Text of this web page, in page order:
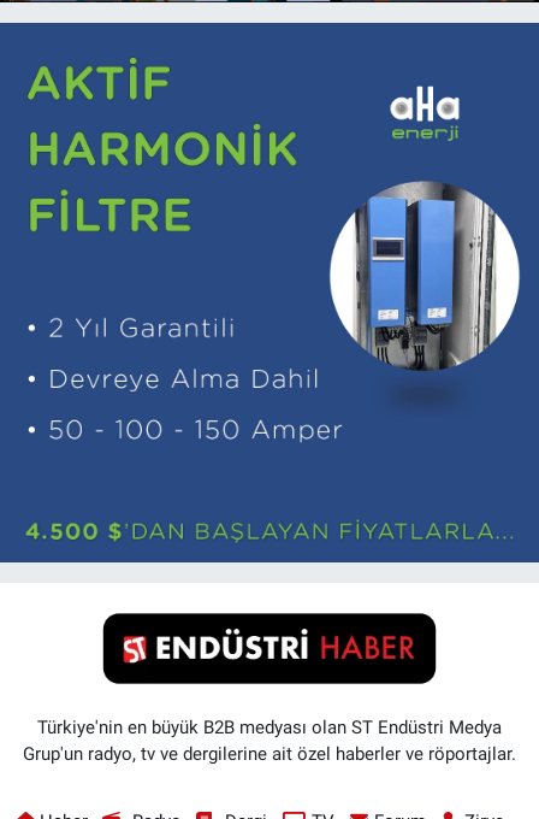
Türkiye'nin en büyük B2B medyası olan ST Endüstri Medya
Grup'un radyo, tv ve dergilerine ait özel haberler ve röportajlar.